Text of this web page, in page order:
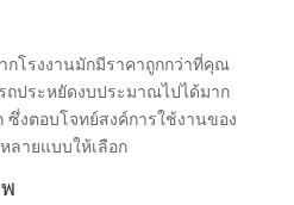
ต้องการในราคาที่ประหยัดและ
นค้าที่เหมาะสำหรับการใช้
ว่าคุณจะทำงานในสถานที่ไหน
ช่วยให้คุณมีความปลอดภัยมาก
และการจัดส่งไปยังจังหวัด